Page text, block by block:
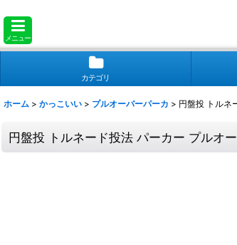
メニュー
カテゴリ
ホーム > かっこいい > プルオーバーパーカ > 円盤投 トルネ
円盤投 トルネード投法 パーカー プルオ